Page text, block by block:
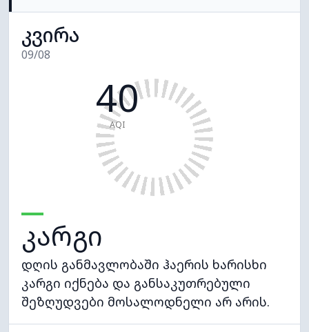
კვირა
09/08
40
AQI
კარგი
დღის განმავლობაში ჰაერის ხარისხი
კარგი იქნება და განსაკუთრებული
შეზღუდვები მოსალოდნელი არ არის.